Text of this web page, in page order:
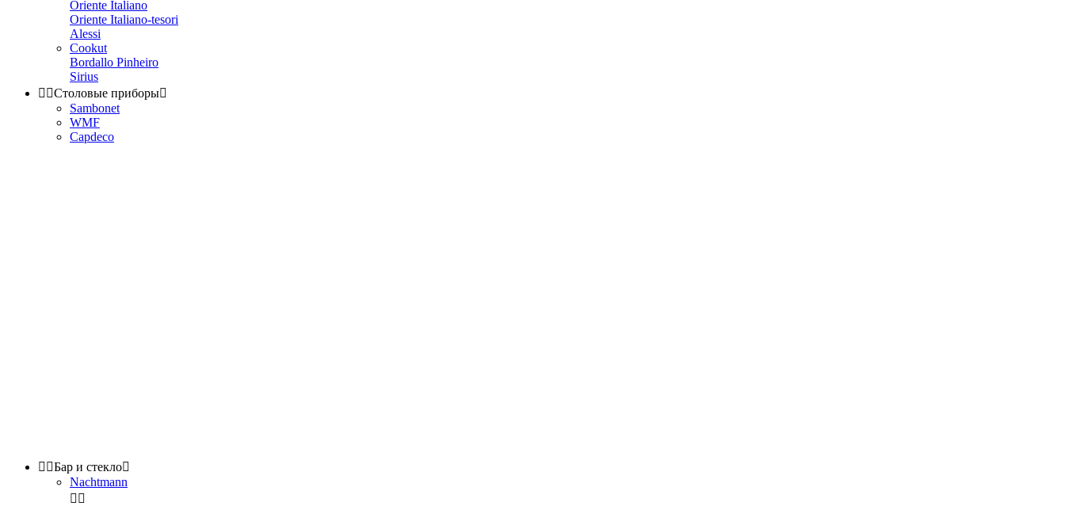
Oriente Italiano
Oriente Italiano-tesori
Alessi
Cookut
Bordallo Pinheiro
Sirius
 Столовые приборы
Sambonet
WMF
Capdeco
 Бар и стекло
Nachtmann
 